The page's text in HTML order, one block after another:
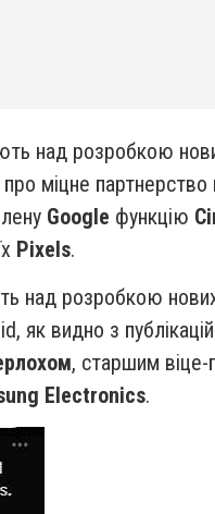
над розробкою
міцне
Google функцію
Pixels.
над розробкою нових
як видно з
, старшим віце-
Electronics.